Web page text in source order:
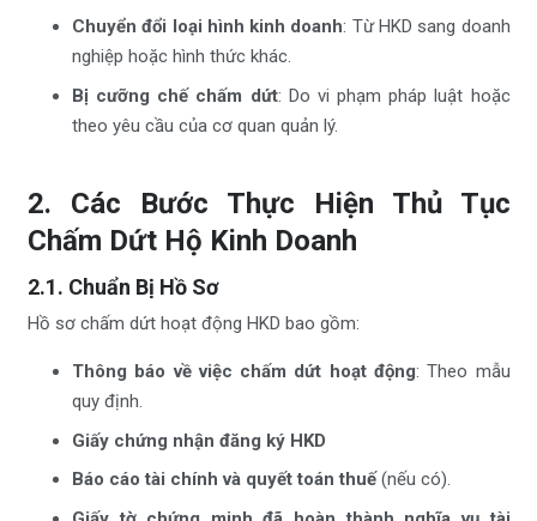
Chuyển đổi loại hình kinh doanh: Từ HKD sang doanh
nghiệp hoặc hình thức khác.
Bị cưỡng chế chấm dứt: Do vi phạm pháp luật hoặc
theo yêu cầu của cơ quan quản lý.
2. Các Bước Thực Hiện Thủ Tục
Chấm Dứt Hộ Kinh Doanh
2.1. Chuẩn Bị Hồ Sơ
Hồ sơ chấm dứt hoạt động HKD bao gồm:
Thông báo về việc chấm dứt hoạt động: Theo mẫu
quy định.
Giấy chứng nhận đăng ký HKD
Báo cáo tài chính và quyết toán thuế (nếu có).